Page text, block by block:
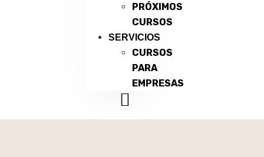
PRÓXIMOS
CURSOS
SERVICIOS
CURSOS
PARA
EMPRESAS